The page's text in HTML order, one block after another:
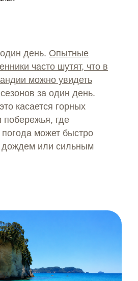
день. Опытные
часто шутят, что в
можно увидеть
за один день.
касается горных
побережья, где
может быстро
дождем или сильным